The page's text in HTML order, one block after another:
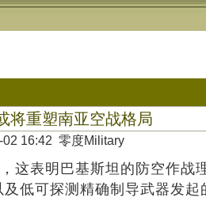
将重塑南亚空战格局
16:42 零度Military
表明巴基斯坦的防空作战
低可探测精确制导武器发起